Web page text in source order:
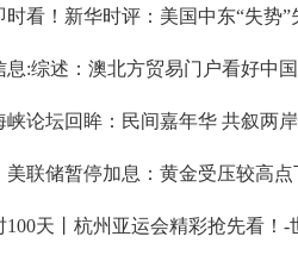
时看！新华时评：美国中东“失势”
息:综述：澳北方贸易门户看好中
峡论坛回眸：民间嘉年华 共叙两
美联储暂停加息：黄金受压较高
100天丨杭州亚运会精彩抢先看！-